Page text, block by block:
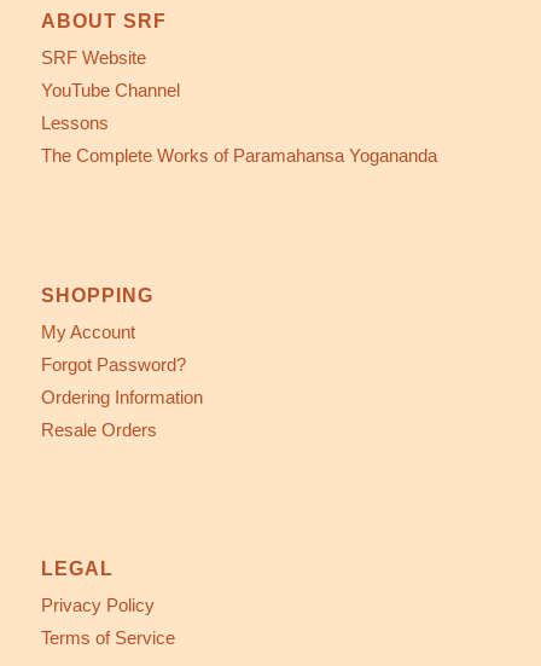
ABOUT SRF
SRF Website
YouTube Channel
Lessons
The Complete Works of Paramahansa Yogananda
SHOPPING
My Account
Forgot Password?
Ordering Information
Resale Orders
LEGAL
Privacy Policy
Terms of Service